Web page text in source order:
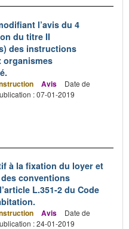
l’avis du 4
du titre II
des instructions
organismes
Avis
Date de
: 07-01-2019
à la fixation du loyer et
conventions
L.351-2 du Code
Avis
Date de
: 24-01-2019